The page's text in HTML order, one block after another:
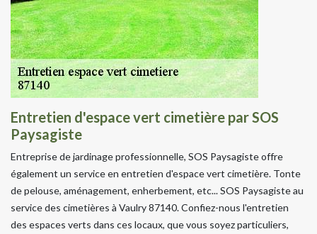
Entretien d'espace vert cimetière par SOS
Paysagiste
Entreprise de jardinage professionnelle, SOS Paysagiste offre
également un service en entretien d'espace vert cimetière. Tonte
de pelouse, aménagement, enherbement, etc... SOS Paysagiste au
service des cimetières à Vaulry 87140. Confiez-nous l'entretien
des espaces verts dans ces locaux, que vous soyez particuliers,